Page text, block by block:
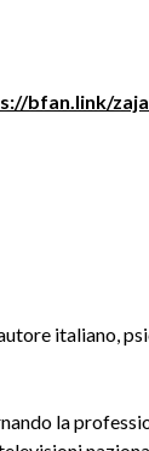
bfan.link/
italiano,
la